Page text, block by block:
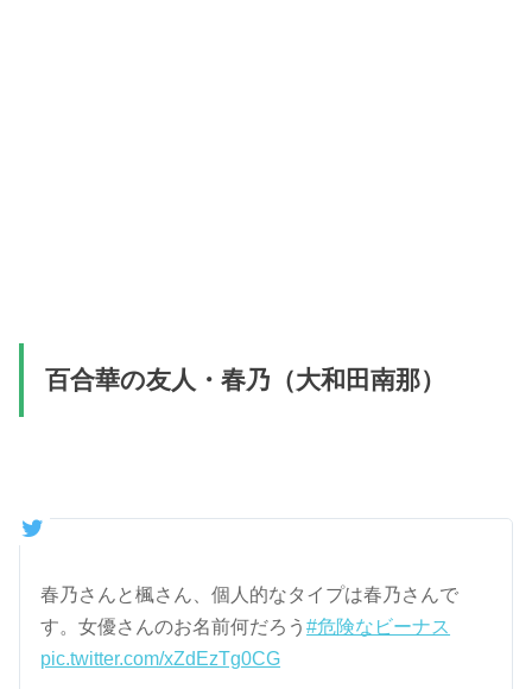
百合華の友人・春乃（大和田南那）
春乃さんと楓さん、個人的なタイプは春乃さんで
す。女優さんのお名前何だろう#危険なビーナス
pic.twitter.com/xZdEzTg0CG